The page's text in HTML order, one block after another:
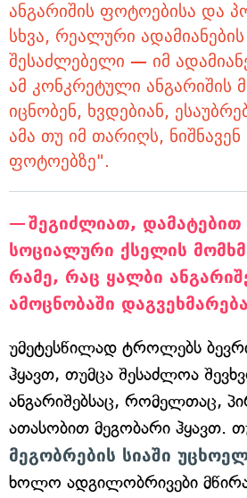
ანგარიშის ფოტოებისა და
სხვა, რეალური
შესაძლებელი — იმ
ამ კონკრეტული
იცნობენ, ხვდებიან,
ამა თუ იმ თარიღს, ნიშნავენ
ფოტოებზე".
შეგიძლიათ,
სოციალური ქსელის
რამე, რაც ყალბი
ამოცნობაში
უმეტესწილად ტროლებს
ჰყავთ, თუმცა შესაძლოა
ანგარიშებსაც, რომელთაც,
ათასობით მეგობარი ჰყავთ.
მეგობრების სიაში
ხოლო ადგილობრივები